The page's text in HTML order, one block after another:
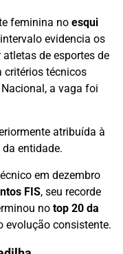
feminina no esqui
evidencia os
de esportes de
critérios técnicos
a vaga foi
atribuída à
entidade.
em dezembro
FIS, seu recorde
no top 20 da
evolução consistente.